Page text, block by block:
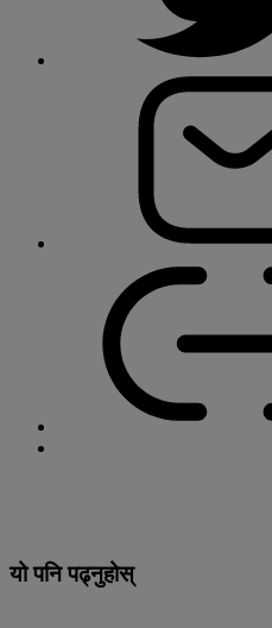
यो पनि पढ्नुहोस्